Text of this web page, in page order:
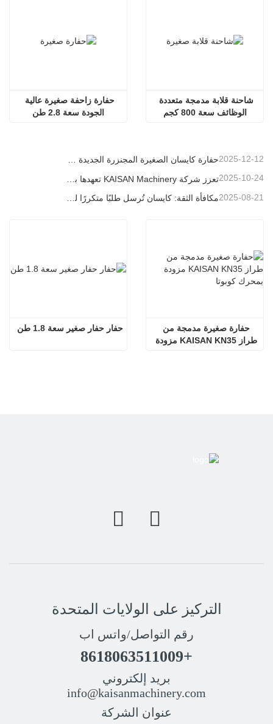
الجودة سعة 2.8 طن
الوظائف سعة 800 كجم
حفارة كايسان الصغيرة المجنزرة الجديدة بوزن 1.2 طن: تصميم بدون ذيل للعمليات في المساحات الضيقة 2025-12-12
2025-10-24
2025-08-21
حفار حفار صغير سعة 1.8 طن
التركيز على الولايات المتحدة
رقم التواصل/واتس اب
+8618063511009
بريد إلكتروني
info@kaisanmachinery.com
عنوان الشركة